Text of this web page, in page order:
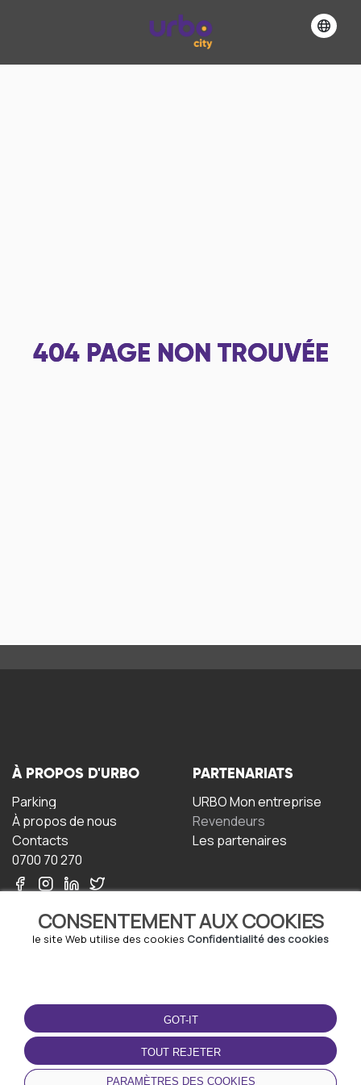
404 PAGE NON TROUVÉE
CONSENTEMENT AUX COOKIES
le site Web utilise des cookies Confidentialité des cookies
GOT-IT
TOUT REJETER
PARAMÈTRES DES COOKIES
À PROPOS D'URBO
Parking
À propos de nous
Contacts
0700 70 270
PARTENARIATS
URBO Mon entreprise
Revendeurs
Les partenaires
TERMS-OF-USE
Termes et conditions
Politique de confidentialité
Politique relative aux
cookies
TÉLÉCHARGEZ
L'APPLICATION